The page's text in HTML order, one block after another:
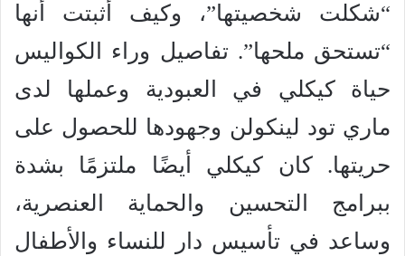
“شكلت شخصيتها”، وكيف أثبتت أنها
“تستحق ملحها”. تفاصيل وراء الكواليس
حياة كيكلي في العبودية وعملها لدى
ماري تود لينكولن وجهودها للحصول على
حريتها. كان كيكلي أيضًا ملتزمًا بشدة
ببرامج التحسين والحماية العنصرية،
وساعد في تأسيس دار للنساء والأطفال